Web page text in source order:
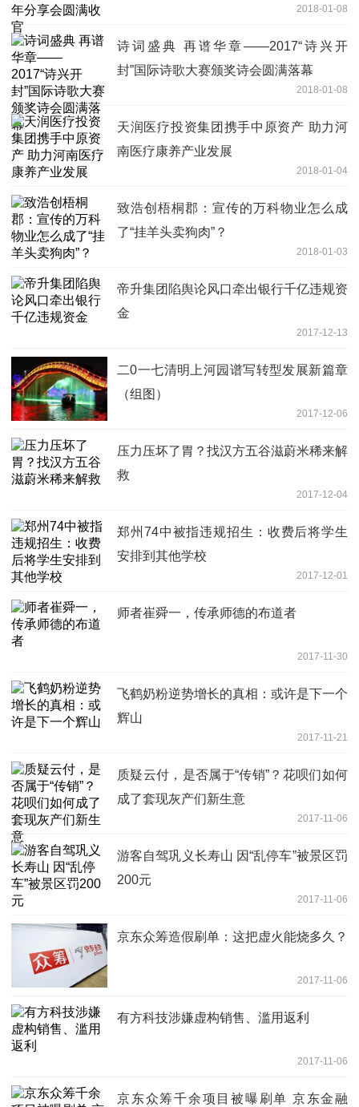
2018-01-08
诗词盛典 再谱华章——2017“诗兴开
封”国际诗歌大赛颁奖诗会圆满落幕
2018-01-08
天润医疗投资集团携手中原资产 助力河
南医疗康养产业发展
2018-01-04
致浩创梧桐郡：宣传的万科物业怎么成
了“挂羊头卖狗肉”？
2018-01-03
帝升集团陷舆论风口牵出银行千亿违规资
金
2017-12-13
二0一七清明上河园谱写转型发展新篇章
（组图）
2017-12-06
压力压坏了胃？找汉方五谷滋蔚米稀来解
救
2017-12-04
郑州74中被指违规招生：收费后将学生
安排到其他学校
2017-12-01
师者崔舜一，传承师德的布道者
2017-11-30
飞鹤奶粉逆势增长的真相：或许是下一个
辉山
2017-11-21
质疑云付，是否属于“传销”？花呗们如何
成了套现灰产们新生意
2017-11-06
游客自驾巩义长寿山 因“乱停车”被景区罚
200元
2017-11-06
京东众筹造假刷单：这把虚火能烧多久？
2017-11-06
有方科技涉嫌虚构销售、滥用返利
2017-11-06
京东众筹千余项目被曝刷单 京东金融